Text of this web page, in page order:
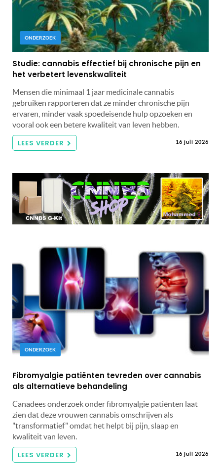
ONDERZOEK
Studie: cannabis effectief bij chronische pijn en
het verbetert levenskwaliteit
Mensen die minimaal 1 jaar medicinale cannabis
gebruiken rapporteren dat ze minder chronische pijn
ervaren, minder vaak spoedeisende hulp opzoeken en
vooral ook een betere kwaliteit van leven hebben.
LEES VERDER 16 juli 2026
ONDERZOEK
Fibromyalgie patiënten tevreden over cannabis
als alternatieve behandeling
Canadees onderzoek onder fibromyalgie patiënten laat
zien dat deze vrouwen cannabis omschrijven als
"transformatief" omdat het helpt bij pijn, slaap en
kwaliteit van leven.
LEES VERDER 16 juli 2026